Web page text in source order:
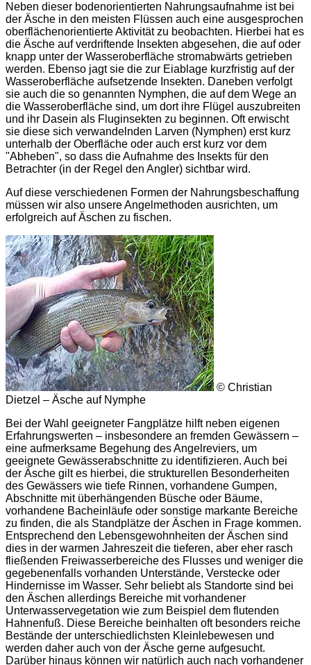
Neben dieser bodenorientierten Nahrungsaufnahme ist bei
der Äsche in den meisten Flüssen auch eine ausgesprochen
oberflächenorientierte Aktivität zu beobachten. Hierbei hat es
die Äsche auf verdriftende Insekten abgesehen, die auf oder
knapp unter der Wasseroberfläche stromabwärts getrieben
werden. Ebenso jagt sie die zur Eiablage kurzfristig auf der
Wasseroberfläche aufsetzende Insekten. Daneben verfolgt
sie auch die so genannten Nymphen, die auf dem Wege an
die Wasseroberfläche sind, um dort ihre Flügel auszubreiten
und ihr Dasein als Fluginsekten zu beginnen. Oft erwischt
sie diese sich verwandelnden Larven (Nymphen) erst kurz
unterhalb der Oberfläche oder auch erst kurz vor dem
"Abheben", so dass die Aufnahme des Insekts für den
Betrachter (in der Regel den Angler) sichtbar wird.
Auf diese verschiedenen Formen der Nahrungsbeschaffung
müssen wir also unsere Angelmethoden ausrichten, um
erfolgreich auf Äschen zu fischen.
© Christian
Dietzel – Äsche auf Nymphe
Bei der Wahl geeigneter Fangplätze hilft neben eigenen
Erfahrungswerten – insbesondere an fremden Gewässern –
eine aufmerksame Begehung des Angelreviers, um
geeignete Gewässerabschnitte zu identifizieren. Auch bei
der Äsche gilt es hierbei, die strukturellen Besonderheiten
des Gewässers wie tiefe Rinnen, vorhandene Gumpen,
Abschnitte mit überhängenden Büsche oder Bäume,
vorhandene Bacheinläufe oder sonstige markante Bereiche
zu finden, die als Standplätze der Äschen in Frage kommen.
Entsprechend den Lebensgewohnheiten der Äschen sind
dies in der warmen Jahreszeit die tieferen, aber eher rasch
fließenden Freiwasserbereiche des Flusses und weniger die
gegebenenfalls vorhanden Unterstände, Verstecke oder
Hindernisse im Wasser. Sehr beliebt als Standorte sind bei
den Äschen allerdings Bereiche mit vorhandener
Unterwasservegetation wie zum Beispiel dem flutenden
Hahnenfuß. Diese Bereiche beinhalten oft besonders reiche
Bestände der unterschiedlichsten Kleinlebewesen und
werden daher auch von der Äsche gerne aufgesucht.
Darüber hinaus können wir natürlich auch nach vorhandener